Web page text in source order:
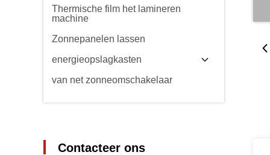
Thermische film het lamineren
machine
Zonnepanelen lassen
energieopslagkasten
van net zonneomschakelaar
Contacteer ons